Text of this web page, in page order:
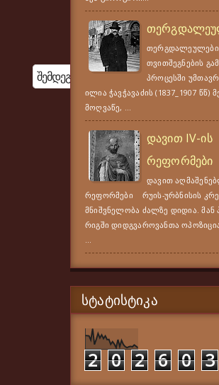
Შემდეგ
თვითშეგნების
პროცესში
ილია ჭავჭავაძის (1837_1907 წწ)
მოღვაწე, ...
დავით IV-ის
რეფორმები
დავით
რეფორმები რუის-ურბნისის
მნიშვნელობა ძალზე დიდია. მან
რიგში დიდგვაროვანთა
ᲡᲢᲐᲢᲘᲡᲢᲘᲙᲐ
2 0 2 6 0 3